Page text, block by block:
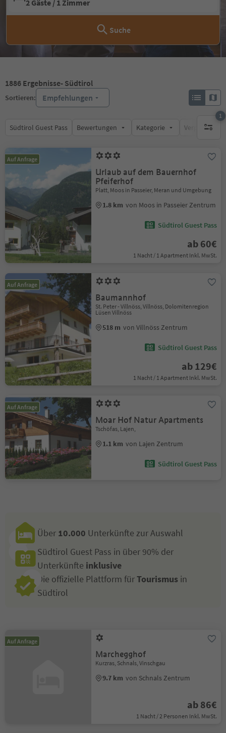
2 Gäste / 1 Zimmer
Suche
1886 Ergebnisse- Südtirol
Sortieren: Empfehlungen
Südtirol Guest Pass Bewertungen Kategorie
1
1
Auf Anfrage
Urlaub auf dem Bauernhof
Pfeiferhof
Platt, Moos in Passeier, Meran und Umgebung
1.8 km von Moos in Passeier Zentrum
Südtirol Guest Pass
ab 60€
1 Nacht / 1 Apartment Inkl. MwSt.
Auf Anfrage
Baumannhof
St. Peter - Villnöss, Villnöss, Dolomitenregion
Lüsen Villnöss
518 m von Villnöss Zentrum
Südtirol Guest Pass
ab 129€
1 Nacht / 1 Apartment Inkl. MwSt.
Auf Anfrage
Moar Hof Natur Apartments
Tschöfas, Lajen,
1.1 km von Lajen Zentrum
Südtirol Guest Pass
Über 10.000 Unterkünfte zur Auswahl
Südtirol Guest Pass in über 90% der
Unterkünfte inklusive
Die offizielle Plattform fürTourismus in
Südtirol
Auf Anfrage
Marchegghof
Kurzras, Schnals, Vinschgau
9.7 km von Schnals Zentrum
ab 86€
1 Nacht / 2 Personen Inkl. MwSt.